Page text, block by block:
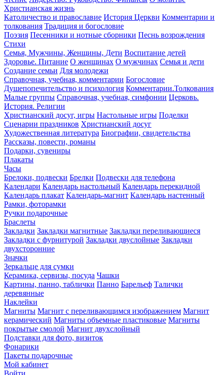
Христианская жизнь
Католичество и православие История Церкви Комментарии и
толкования Традиция и богословие
Поэзия Песенники и нотные сборники Песнь возрождения
Стихи
Семья, Мужчины, Женщины, Дети Воспитание детей
Здоровье. Питание О женщинах О мужчинах Семья и дети
Создание семьи Для молодежи
Справочная, учебная, комментарии Богословие
Душепопечительство и психология Комментарии.Толкования
Малые группы Справочная, учебная, симфонии Церковь.
История. Религии
Христианский досуг, игры Настольные игры Поделки
Сценарии праздников Христианский досуг
Художественная литература Биографии, свидетельства
Рассказы, повести, романы
Подарки, сувениры
Плакаты
Часы
Брелоки, подвески Брелки Подвески для телефона
Календари Календарь настольный Календарь перекидной
Календарь плакат Календарь-магнит Календарь настенный
Рамки, фоторамки
Ручки подарочные
Браслеты
Закладки Закладки магнитные Закладки переливающиеся
Закладки с фурнитурой Закладки двуслойные Закладки
двухсторонние
Значки
Зеркальце для сумки
Керамика, сервизы, посуда Чашки
Картины, панно, таблички Панно Барельеф Талички
деревянные
Наклейки
Магниты Магнит с переливающимся изображением Магнит
керамический Магниты объемные пластиковые Магниты
покрытые смолой Магнит двухслойный
Подставки для фото, визиток
Фонарики
Пакеты подарочные
Мой кабинет
Войти